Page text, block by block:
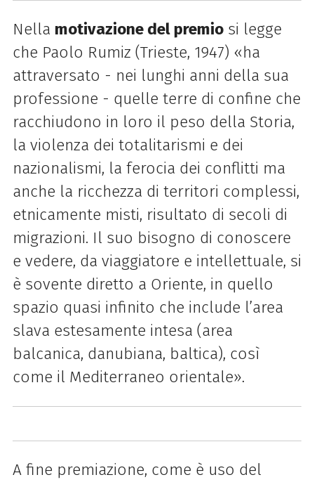
Nella motivazione del premiosi legge
che Paolo Rumiz (Trieste, 1947) «ha
attraversato - nei lunghi anni della sua
professione - quelle terre di confine che
racchiudono in loro il peso della Storia,
la violenza dei totalitarismi e dei
nazionalismi, la ferocia dei conflitti ma
anche la ricchezza di territori complessi,
etnicamente misti, risultato di secoli di
migrazioni. Il suo bisogno di conoscere
e vedere, da viaggiatore e intellettuale, si
è sovente diretto a Oriente, in quello
spazio quasi infinito che include l’area
slava estesamente intesa (area
balcanica, danubiana, baltica), così
come il Mediterraneo orientale».
A fine premiazione, come è uso del